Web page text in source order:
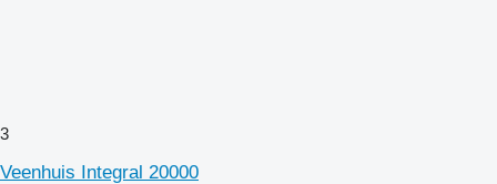
3
Veenhuis Integral 20000